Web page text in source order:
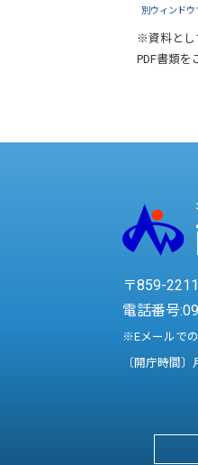
別ウィンドウ
※資料とし
PDF書類を
〒859-
電話番号:
※Eメールで
〔開庁時間